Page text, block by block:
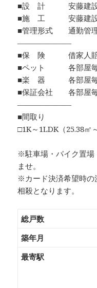
■設 計 安藤建設株
■施 工 安藤建設
■管理形式 通勤管
―――――――
■保 険 借家人賠償
■ペット 各部屋毎
■楽 器 各部屋毎
■保証会社 各部屋毎
―――――――
■間取り
□1K～1LDK（25.38㎡
※駐車場・バイク置場
ませ。
※カード決済希望時の
相殺となります。
総戸数
築年月
最寄駅